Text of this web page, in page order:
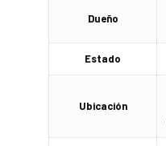
Dueño
Estado
Ubicación